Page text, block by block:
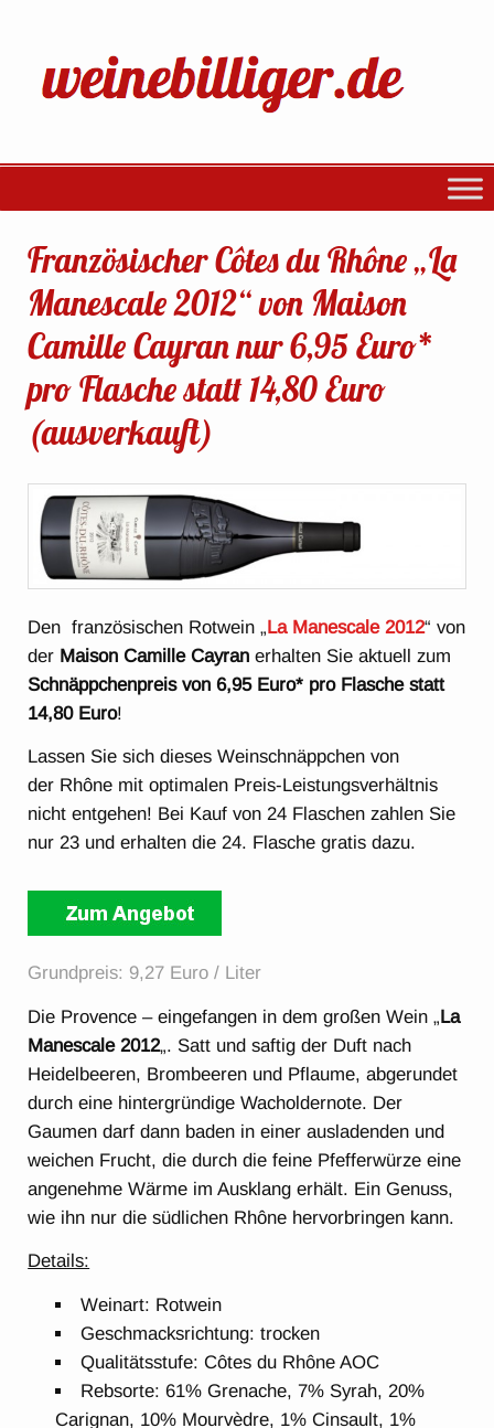
Französischer Côtes du Rhône „La
Manescale 2012“ von Maison
Camille Cayran nur 6,95 Euro*
pro Flasche statt 14,80 Euro
(ausverkauft)
Den französischen Rotwein „La Manescale 2012“ von
der Maison Camille Cayran erhalten Sie aktuell zum
Schnäppchenpreis von 6,95 Euro* pro Flasche statt
14,80 Euro!
Lassen Sie sich dieses Weinschnäppchen von
der Rhône mit optimalen Preis-Leistungsverhältnis
nicht entgehen! Bei Kauf von 24 Flaschen zahlen Sie
nur 23 und erhalten die 24. Flasche gratis dazu.
Grundpreis: 9,27 Euro / Liter
Die Provence – eingefangen in dem großen Wein „La
Manescale 2012„. Satt und saftig der Duft nach
Heidelbeeren, Brombeeren und Pflaume, abgerundet
durch eine hintergründige Wacholdernote. Der
Gaumen darf dann baden in einer ausladenden und
weichen Frucht, die durch die feine Pfefferwürze eine
angenehme Wärme im Ausklang erhält. Ein Genuss,
wie ihn nur die südlichen Rhône hervorbringen kann.
Details:
Weinart: Rotwein
Geschmacksrichtung: trocken
Qualitätsstufe: Côtes du Rhône AOC
Rebsorte: 61% Grenache, 7% Syrah, 20%
Carignan, 10% Mourvèdre, 1% Cinsault, 1%